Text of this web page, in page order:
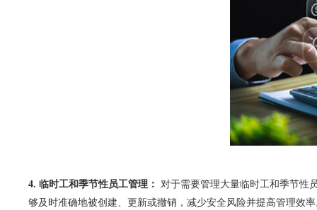
4. 临时工和季节性员工管理： 对于需要管理大量临时工和季节性
够及时准确地被创建、更新或撤销，减少安全风险并提高管理效